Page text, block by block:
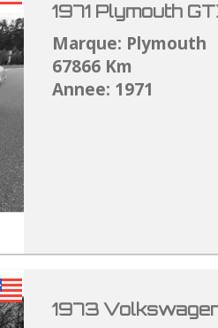
1971 Plymouth
Marque: Plymouth
67866 Km
Annee: 1971
1973